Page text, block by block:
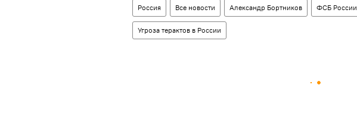
Россия Все новости Александр Бортников ФСБ России
Угроза терактов в России